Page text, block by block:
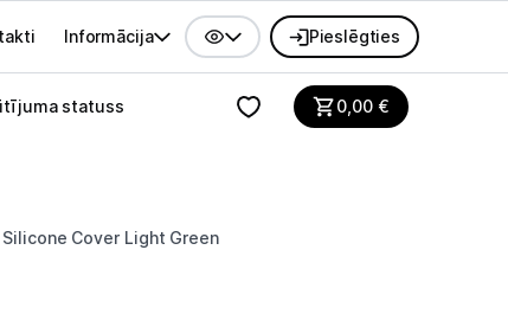
izvēlne
Informācija Pieslēgties
statuss 0,00€
Cover Light Green